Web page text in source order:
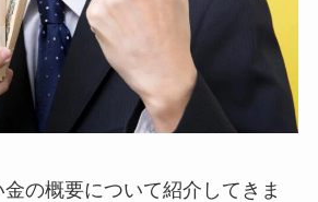
の概要について紹介してきま